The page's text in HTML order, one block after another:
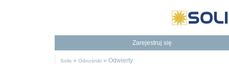
Zarejestruj się
To dodatkowe korzyści
Będziesz mieć dostęp do naszej Bazy Wiedzy
Solis » Odnośniki » Odwierty